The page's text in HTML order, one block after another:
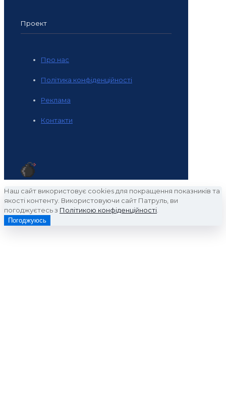
Проект
Про нас
Політика конфіденційності
Реклама
Контакти
Наш сайт використовує cookies для покращення показників та
якості контенту. Використовуючи сайт Патруль, ви
погоджуєтесь з Політикою конфіденційності
Погоджуюсь